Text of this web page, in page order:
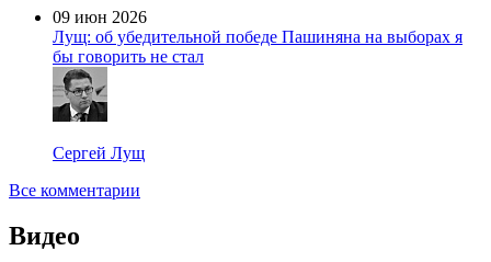
09 июн 2026
Лущ: об убедительной победе Пашиняна на выборах я
бы говорить не стал
Сергей Лущ
Все комментарии
Видео